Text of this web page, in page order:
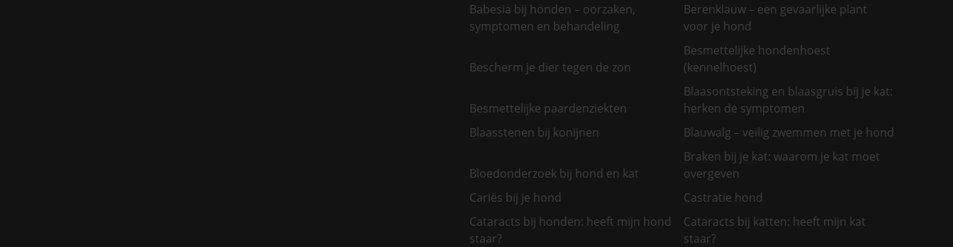
Babesia bij honden – oorzaken,
symptomen en behandeling
Berenklauw – een gevaarlijke plant
voor je hond
Bescherm je dier tegen de zon
Besmettelijke hondenhoest
(kennelhoest)
Besmettelijke paardenziekten
Blaasontsteking en blaasgruis bij je kat:
herken de symptomen
Blaasstenen bij konijnen
Blauwalg – veilig zwemmen met je hond
Bloedonderzoek bij hond en kat
Braken bij je kat: waarom je kat moet
overgeven
Cariës bij je hond
Castratie hond
Cataracts bij honden: heeft mijn hond
staar?
Cataracts bij katten: heeft mijn kat
staar?